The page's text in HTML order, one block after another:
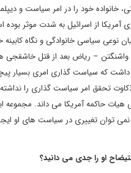
خانواده خود را در امر سیاست و
از اسرائیل به شدت موثر
نوعی سیاسی خانوادگی و نگاه
– ریاض بعد از قتل خاشقجی
که سیاست گذاری امری بسیار
تحقق امر سیاست گذاری را
حاکمه آمریکا می داند. مجموعه
توان تغییری در سیاست های او
او را جدی می دانید؟